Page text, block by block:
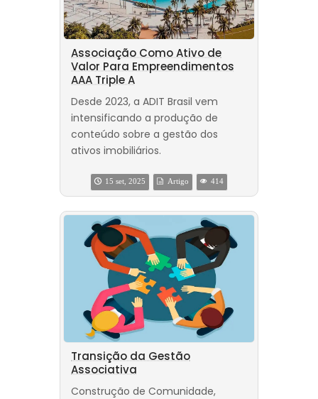
Associação Como Ativo de
Valor Para Empreendimentos
AAA Triple A
Desde 2023, a ADIT Brasil vem
intensificando a produção de
conteúdo sobre a gestão dos
ativos imobiliários.
15 set, 2025 Artigo 414
Transição da Gestão
Associativa
Construção de Comunidade,